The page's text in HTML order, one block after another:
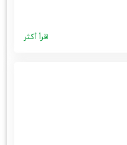
اقرأ أكثر